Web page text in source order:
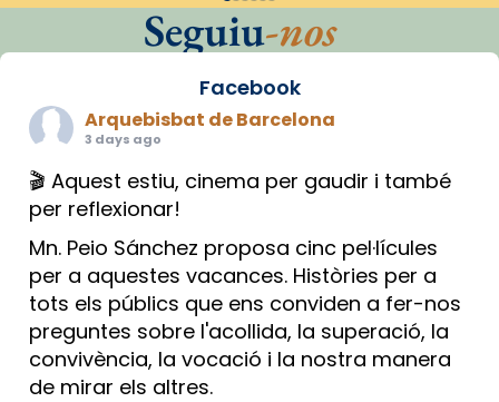
Seguiu-nos
Facebook
Arquebisbat de Barcelona
3 days ago
🎬 Aquest estiu, cinema per gaudir i també
per reflexionar!
Mn. Peio Sánchez proposa cinc pel·lícules
per a aquestes vacances. Històries per a
tots els públics que ens conviden a fer-nos
preguntes sobre l'acollida, la superació, la
convivència, la vocació i la nostra manera
de mirar els altres.